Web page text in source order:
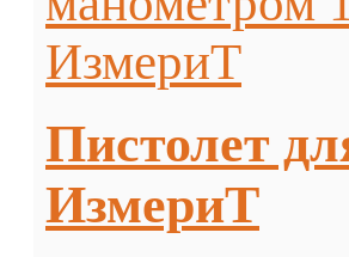
Пистолет
ИзмериТ